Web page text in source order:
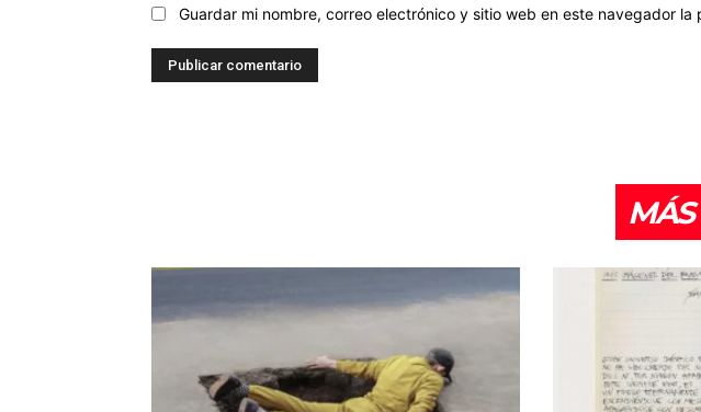
Guardar mi nombre, correo electrónico y sitio web en este navegador la
MÁS